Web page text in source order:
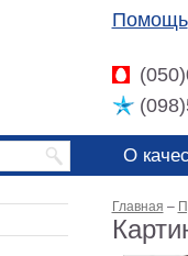
Помощь
О
Главная –